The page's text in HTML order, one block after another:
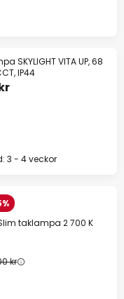
SKYLIGHT VITA UP, 68
IP44
3 - 4 veckor
taklampa 2 700 K
kr